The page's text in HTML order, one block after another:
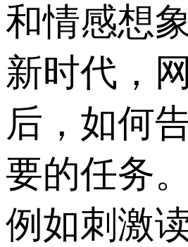
和情感想
新时代，
后，如何
要的任务
例如刺激